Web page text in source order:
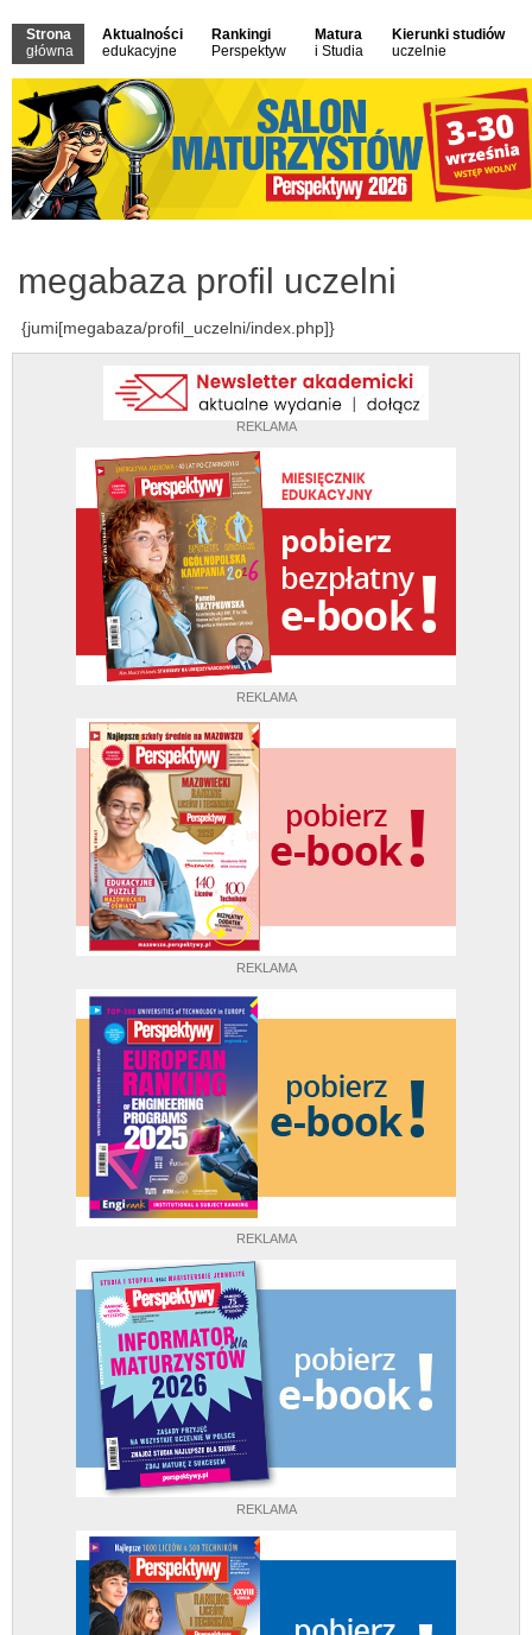
Strona
główna
Aktualności
edukacyjne
Rankingi
Perspektyw
Matura
i Studia
Kierunki studiów
uczelnie
REKLAMA
REKLAMA
REKLAMA
REKLAMA
REKLAMA
megabaza profil uczelni
{jumi[megabaza/profil_uczelni/index.php]}